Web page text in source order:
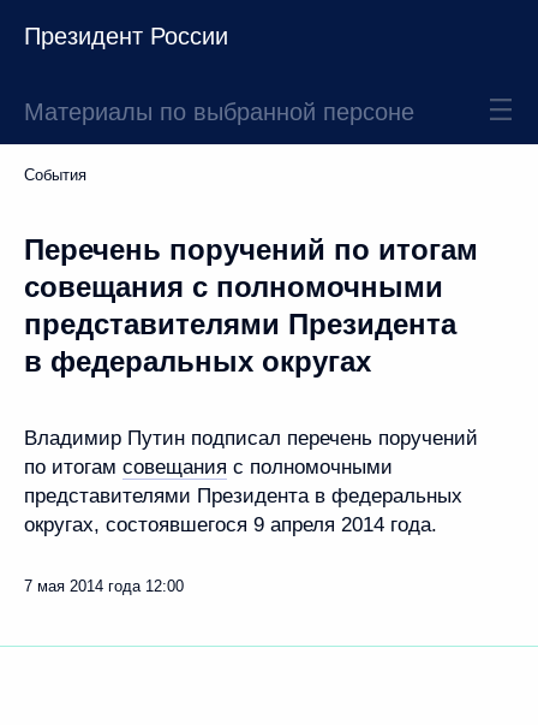
Президент России
Материалы по выбранной персоне
События
Перечень поручений по итогам
совещания с полномочными
представителями Президента
в федеральных округах
Владимир Путин подписал перечень поручений
по итогам совещания с полномочными
представителями Президента в федеральных
округах, состоявшегося 9 апреля 2014 года.
7 мая 2014 года 12:00